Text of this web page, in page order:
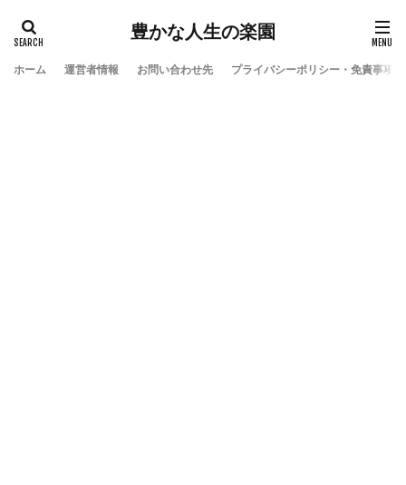
豊かな人生の楽園
ホーム 運営者情報 お問い合わせ先 プライバシーポリシー・免責事項
検索